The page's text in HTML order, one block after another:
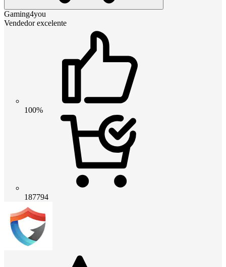
Gaming4you
Vendedor excelente
100%
187794